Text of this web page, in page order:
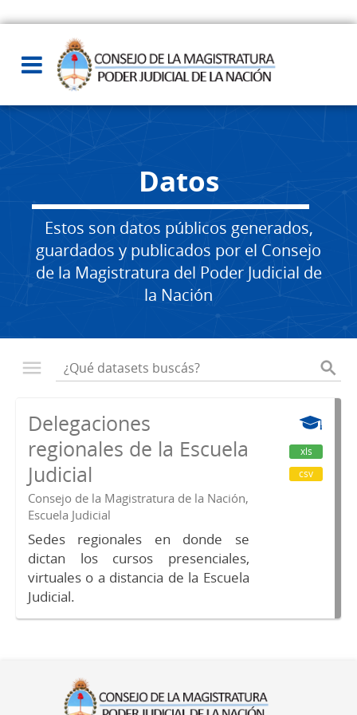
Datos
Estos son datos públicos generados,
guardados y publicados por el Consejo
de la Magistratura del Poder Judicial de
la Nación
Delegaciones
regionales de la Escuela
Judicial
Consejo de la Magistratura de la Nación,
Escuela Judicial
Sedes regionales en donde se
dictan los cursos presenciales,
virtuales o a distancia de la Escuela
Judicial.
xls
csv